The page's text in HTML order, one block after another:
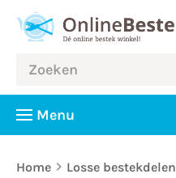
Menu
Home
Losse bestekdelen